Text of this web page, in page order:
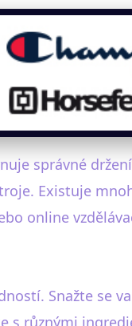
správné
Existuje
online
Snažte se
různými